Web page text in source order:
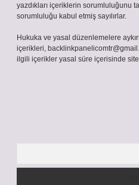
yazdıkları içeriklerin sorumluluğunu
sorumluluğu kabul etmiş sayılırlar.
Hukuka ve yasal düzenlemelere
içerikleri,
ilgili içerikler yasal süre içerisinde